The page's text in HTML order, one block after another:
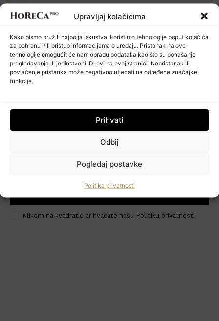
HoReCa PRO
Upravljaj kolačićima
Kako bismo pružili najbolja iskustva, koristimo tehnologije poput kolačića
za pohranu i/ili pristup informacijama o uređaju. Pristanak na ove
tehnologije omogućit će nam obradu podataka kao što su ponašanje
pregledavanja ili jedinstveni ID-ovi na ovoj stranici. Nepristanak ili
povlačenje pristanka može negativno utjecati na određene značajke i
funkcije.
Prihvati
Odbij
Pogledaj postavke
Politika privatnosti
Restoran Tomassino osvojio četiri prestižne nagrade Haute
VIJESTI 23/07/2026
Kuhinja koja šuti: seksualno uznemiravanje kao operativni
problem
POSLOVNI SAVJETI
Klikom na kvadratić prihvaćate našu Politiku privatnosti